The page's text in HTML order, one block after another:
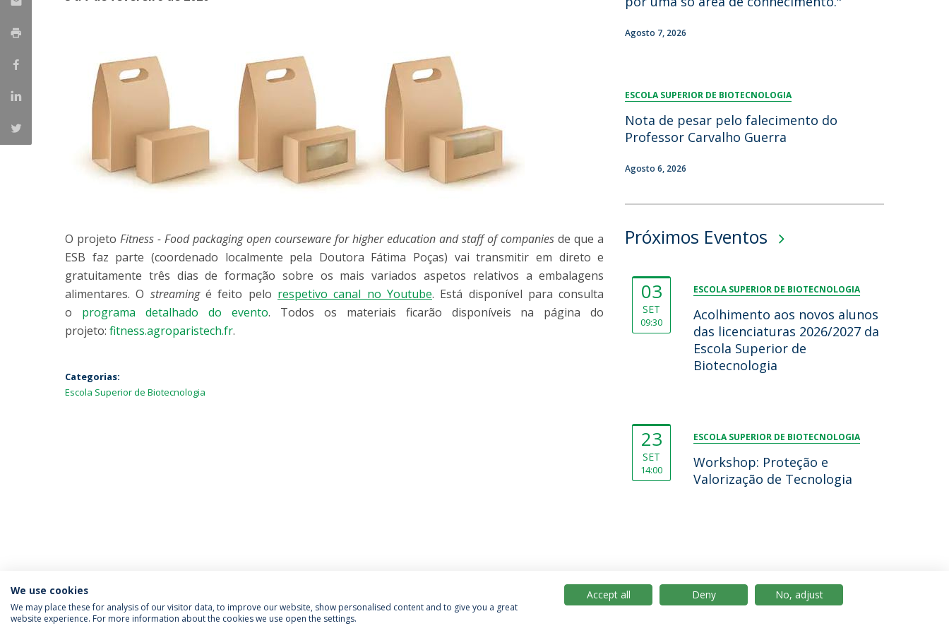
Pós-Graduações
Formação Avançada
Candidaturas
Clube de Inovação e Conhecimento
Conferências em Biotecnologia
Tertúlias na Biotecnologia
Jornadas de Biotecnologia
Embalagens
CINATE - Laboratório de Análises e Ensaios a Alimentos
e Embalagens
O projetoFitness - Food packaging open courseware for higher education and staff of companies de que a
ESB faz parte (coordenado localmente pela Doutora Fátima Poças) vai transmitir em direto e
gratuitamente três dias de formação sobre os mais variados aspetos relativos a embalagens
alimentares. O streamingé feito pelo respetivo canal no Youtube. Está disponível para consulta
o programa detalhado do evento. Todos os materiais ficarão disponíveis na página do
projeto: fitness.agroparistech.fr.
Categorias:
Escola Superior de Biotecnologia
Agosto 7, 2026
ESCOLA SUPERIOR DE BIOTECNOLOGIA
Nota de pesar pelo falecimento do
Professor Carvalho Guerra
Agosto 6, 2026
Próximos Eventos
03
SET
09:30
ESCOLA SUPERIOR DE BIOTECNOLOGIA
Acolhimento aos novos alunos
das licenciaturas 2026/2027 da
Escola Superior de
Biotecnologia
23
SET
14:00
ESCOLA SUPERIOR DE BIOTECNOLOGIA
Workshop: Proteção e
Valorização de Tecnologia
We use cookies
We may place these for analysis of our visitor data, to improve our website, show personalised content and to give you a great
website experience. For more information about the cookies we use open the settings.
Accept all Deny No, adjust